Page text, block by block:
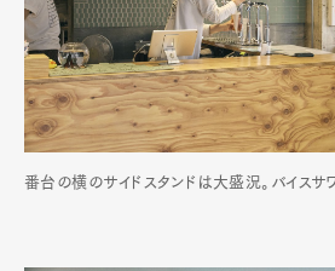
番台の横のサイドスタンドは大盛況。バイスサ